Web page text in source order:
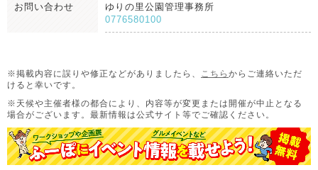
お問い合わせ
ゆりの里公園管理事務所
0776580100
※掲載内容に誤りや修正などがありましたら、 こちら からご連絡いただ
けると幸いです。
※天候や主催者様の都合により、内容等が変更または開催が中止となる
場合がございます。 最新情報は公式サイト等でご確認ください。